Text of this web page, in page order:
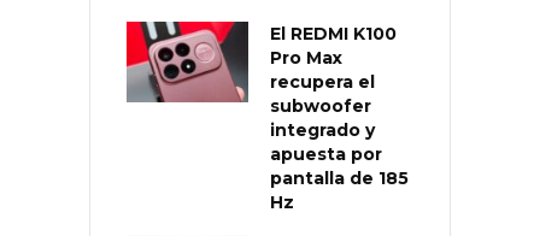
El REDMI K100
Pro Max
recupera el
subwoofer
integrado y
apuesta por
pantalla de 185
Hz